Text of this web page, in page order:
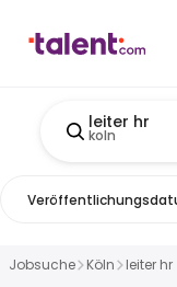
leiter hr
koln
Jobsuche Köln leiter hr